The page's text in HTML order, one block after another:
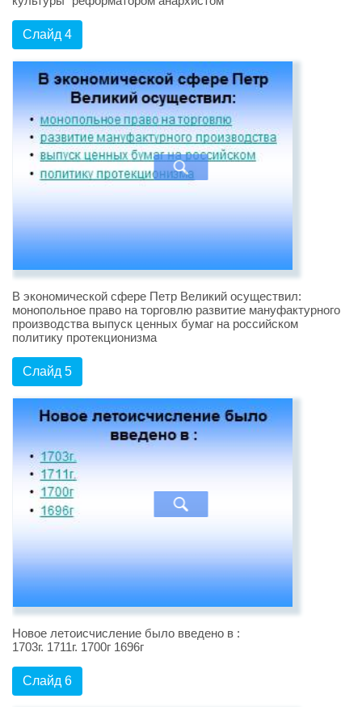
Слайд 4
В экономической сфере Петр Великий осуществил:
монопольное право на торговлю развитие мануфактурного
производства выпуск ценных бумаг на российском
политику протекционизма
Слайд 5
Новое летоисчисление было введено в :
1703г. 1711г. 1700г 1696г
Слайд 6